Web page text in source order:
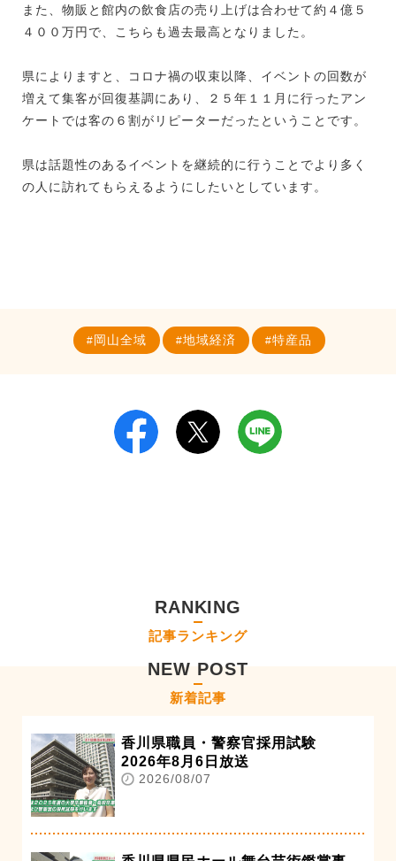
また、物販と館内の飲食店の売り上げは合わせて約４億５
４００万円で、こちらも過去最高となりました。
県によりますと、コロナ禍の収束以降、イベントの回数が
増えて集客が回復基調にあり、２５年１１月に行ったアン
ケートでは客の６割がリピーターだったということです。
県は話題性のあるイベントを継続的に行うことでより多く
の人に訪れてもらえるようにしたいとしています。
岡山全域 地域経済 特産品
RANKING
記事ランキング
NEW POST
新着記事
香川県職員・警察官採用試験
2026年8月6日放送
2026/08/07